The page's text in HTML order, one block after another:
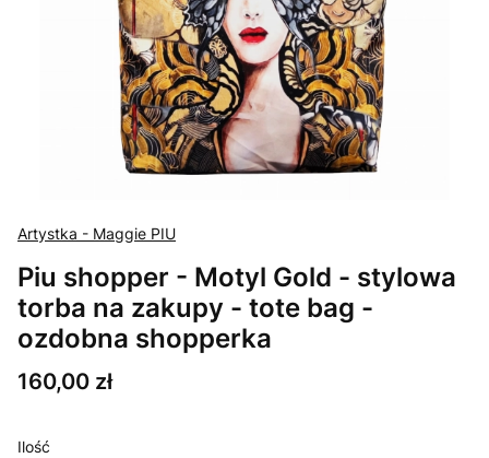
Artystka - Maggie PIU
Piu shopper - Motyl Gold - stylowa
torba na zakupy - tote bag -
ozdobna shopperka
Cena
160,00 zł
Ilość